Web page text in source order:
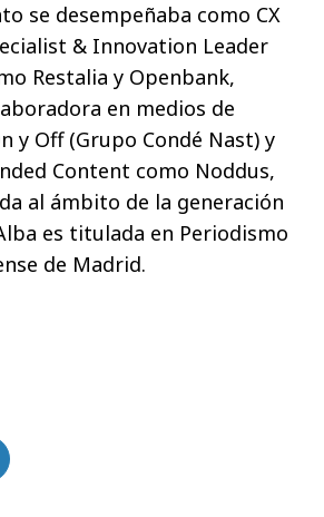
se desempeñaba como CX
& Innovation Leader
Restalia y Openbank,
en medios de
y Off (Grupo Condé Nast) y
Content como Noddus,
al ámbito de la generación
es titulada en Periodismo
de Madrid.